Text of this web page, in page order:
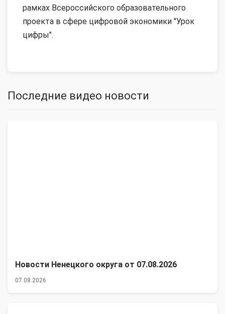
рамках Всероссийского образовательного
проекта в сфере цифровой экономики "Урок
цифры".
Последние видео новости
Новости Ненецкого округа от 07.08.2026
07.08.2026